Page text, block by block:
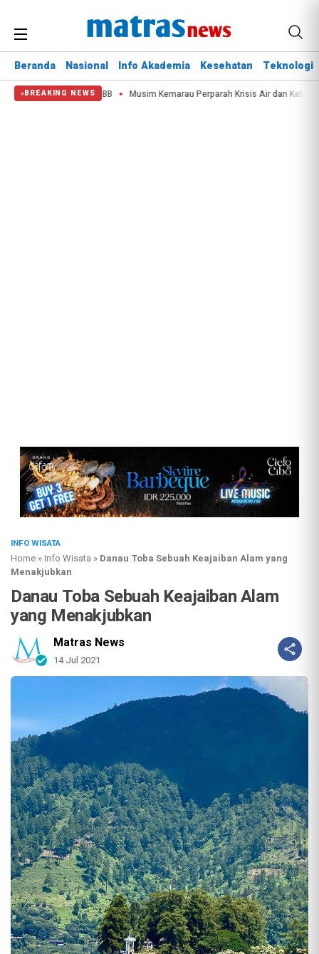
Beranda Nasional Info Akademia Kesehatan Teknologi
BREAKING NEWS
Lewat Lomba PBB Musim Kemarau Perparah Krisis Air dan Kebakaran
INFO WISATA
Home »Info Wisata » Danau Toba Sebuah Keajaiban Alam yang
Menakjubkan
Danau Toba Sebuah Keajaiban Alam
yang Menakjubkan
Matras News
14 Jul 2021